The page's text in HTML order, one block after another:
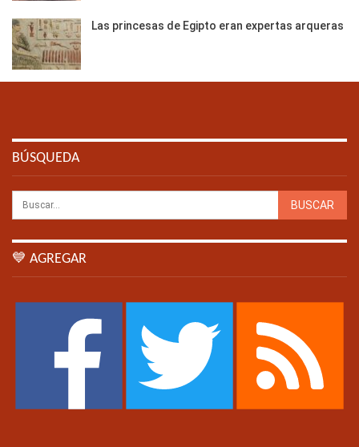
Las princesas de Egipto eran expertas arqueras
BÚSQUEDA
💙 AGREGAR